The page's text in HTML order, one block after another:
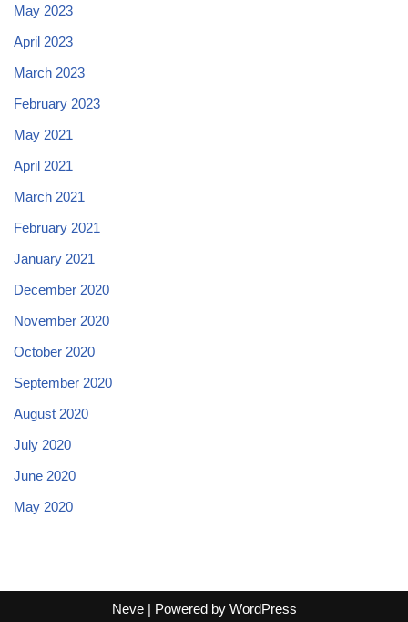
May 2023
April 2023
March 2023
February 2023
May 2021
April 2021
March 2021
February 2021
January 2021
December 2020
November 2020
October 2020
September 2020
August 2020
July 2020
June 2020
May 2020
Neve| Powered by WordPress